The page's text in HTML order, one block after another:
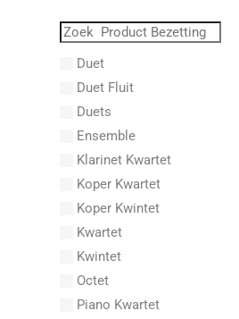
Absil, Jean
Abt, Franz Wilhelm
AC/DC
Achleitner, Rudolf
Acker, Dieter
Acosta, Omar
Adam Gorb
Adam, Adolphe Charles
Adam, Amy
Adams, Billy
Adams, Bryan
Adams, Byron
Duet
Duet Fluit
Duets
Ensemble
Klarinet Kwartet
Koper Kwartet
Koper Kwintet
Kwartet
Kwintet
Octet
Piano Kwartet